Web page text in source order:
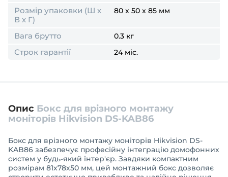
Розмір упаковки (Ш х
В х Г)
80 x 50 x 85 мм
Вага брутто 0.3 кг
Строк гарантії 24 міс.
Опис Бокс для врізного монтажу
моніторів Hikvision DS-KAB86
Бокс для врізного монтажу моніторів Hikvision DS-
KAB86 забезпечує професійну інтеграцію домофонних
систем у будь-який інтер'єр. Завдяки компактним
розмірам 81х78х50 мм, цей монтажний бокс дозволяє